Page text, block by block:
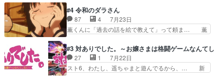
ニメが好きでも大丈夫だよ」… あんな事こんな事
いっぱいさせられちゃうこ… 妹ネコちゃんのバー
ガーにタバコ入ってるの…
こ叡智でセクシー！ミストふっかけて嗅ぎ… あい
かわらず山田さんと田山さんが同一人物… 今さら
だけどずとまよのOP合ってるね。首… 佐々木と
田山さんにロマンスの香りが漂って… 佐々木さん
「ただのヤニ仲間」から「ちゃ… 田山から消臭ミ
ストを戴いてお礼返しをして… からかったつもり
なのに、思いもよらない佐…
#4 令和のダラさん
87 4
7月23日
薫くんに「過去の話を絵で教えて」って頼ま… 薫
シリアス展開になるかと思ったら全然そ… 薫が通
うは応神町立応神北小学校一方、日向… 思ったの
と違う刺客出てきたwwただ関西弁… とエピソー
ドの進みにおどろくけど、気持ち… ①作文の定番
#3 対ありでした。～お嬢さまは格闘ゲームなんてし
27 1
7月22日
スト6、わたし、遥ちゃまと遊んでるから、… 新